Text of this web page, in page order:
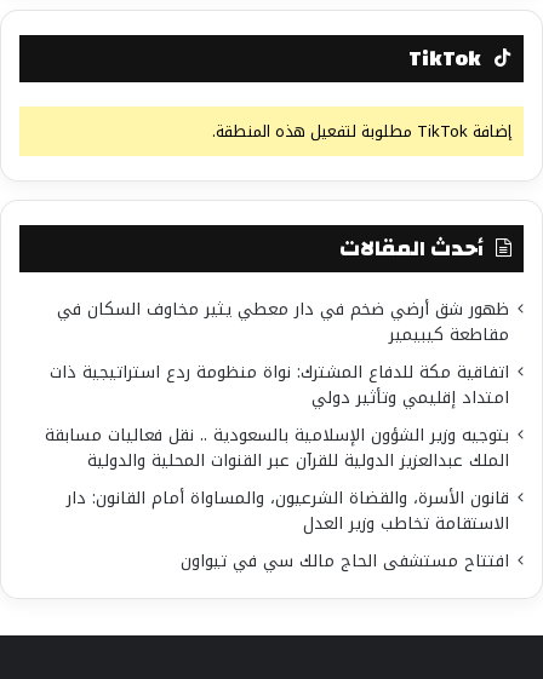
TikTok
إضافة TikTok مطلوبة لتفعيل هذه المنطقة.
أحدث المقالات
ظهور شق أرضي ضخم في دار معطي يثير مخاوف السكان في
مقاطعة كيبيمير
اتفاقية مكة للدفاع المشترك: نواة منظومة ردع استراتيجية ذات
امتداد إقليمي وتأثير دولي
بتوجيه وزير الشؤون الإسلامية بالسعودية .. نقل فعاليات مسابقة
الملك عبدالعزيز الدولية للقرآن عبر القنوات المحلية والدولية
قانون الأسرة، والقضاة الشرعيون، والمساواة أمام القانون: دار
الاستقامة تخاطب وزير العدل
افتتاح مستشفى الحاج مالك سي في تيواون